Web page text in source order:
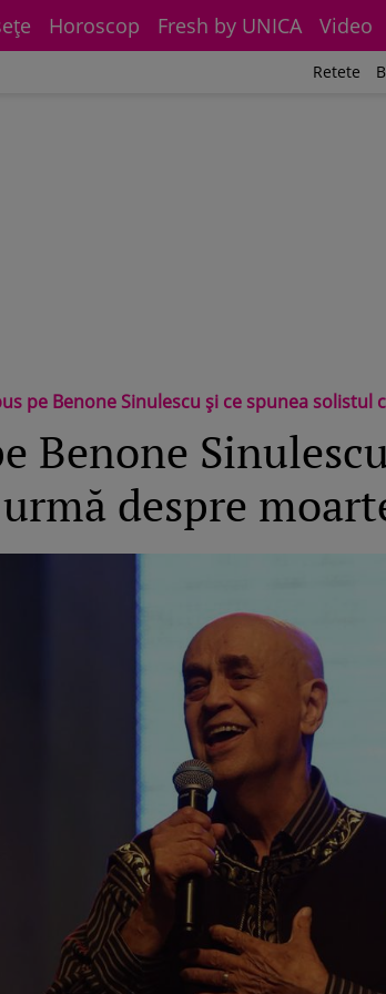
Horoscop Fresh by UNICA Video
Retete
pe Benone Sinulescu și ce spunea
Benone
despre